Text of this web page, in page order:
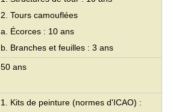
2. Tours camouflées
a. Écorces : 10 ans
b. Branches et feuilles : 3 ans
50 ans
1. Kits de peinture (normes d'ICAO) :